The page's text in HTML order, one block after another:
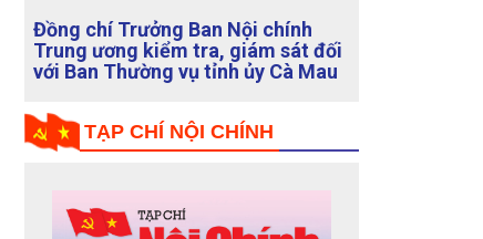
quả Cuộc họp Thường trực Ban Chỉ
đạo Trung ương về phòng, chống
tham nhũng, lãng phí, tiêu cực
TẠP CHÍ NỘI CHÍNH